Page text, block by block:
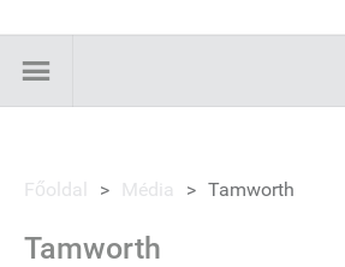
Főoldal > Média > Tamworth
Tamworth